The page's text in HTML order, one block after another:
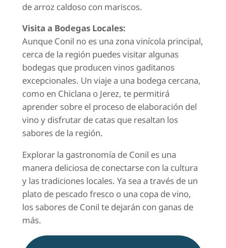
de arroz caldoso con mariscos.
Visita a Bodegas Locales:
Aunque Conil no es una zona vinícola principal,
cerca de la región puedes visitar algunas
bodegas que producen vinos gaditanos
excepcionales. Un viaje a una bodega cercana,
como en Chiclana o Jerez, te permitirá
aprender sobre el proceso de elaboración del
vino y disfrutar de catas que resaltan los
sabores de la región.
Explorar la gastronomía de Conil es una
manera deliciosa de conectarse con la cultura
y las tradiciones locales. Ya sea a través de un
plato de pescado fresco o una copa de vino,
los sabores de Conil te dejarán con ganas de
más.